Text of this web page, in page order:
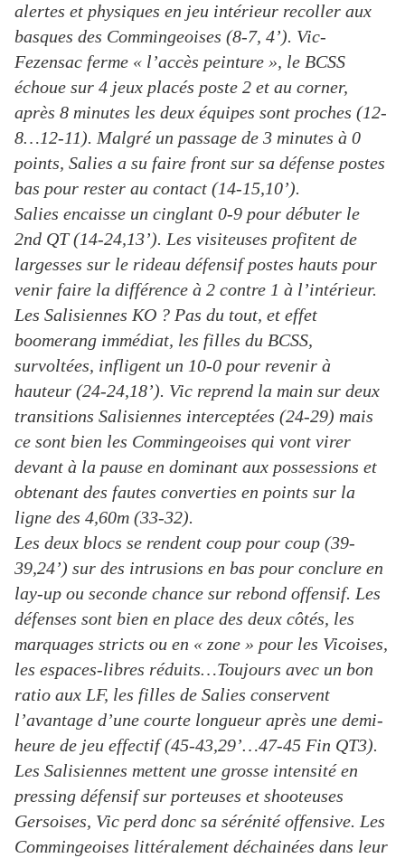
alertes et physiques en jeu intérieur recoller aux
basques des Commingeoises (8-7, 4’). Vic-
Fezensac ferme « l’accès peinture », le BCSS
échoue sur 4 jeux placés poste 2 et au corner,
après 8 minutes les deux équipes sont proches (12-
8…12-11). Malgré un passage de 3 minutes à 0
points, Salies a su faire front sur sa défense postes
bas pour rester au contact (14-15,10’).
Salies encaisse un cinglant 0-9 pour débuter le
2nd QT (14-24,13’). Les visiteuses profitent de
largesses sur le rideau défensif postes hauts pour
venir faire la différence à 2 contre 1 à l’intérieur.
Les Salisiennes KO ? Pas du tout, et effet
boomerang immédiat, les filles du BCSS,
survoltées, infligent un 10-0 pour revenir à
hauteur (24-24,18’). Vic reprend la main sur deux
transitions Salisiennes interceptées (24-29) mais
ce sont bien les Commingeoises qui vont virer
devant à la pause en dominant aux possessions et
obtenant des fautes converties en points sur la
ligne des 4,60m (33-32).
Les deux blocs se rendent coup pour coup (39-
39,24’) sur des intrusions en bas pour conclure en
lay-up ou seconde chance sur rebond offensif. Les
défenses sont bien en place des deux côtés, les
marquages stricts ou en « zone » pour les Vicoises,
les espaces-libres réduits…Toujours avec un bon
ratio aux LF, les filles de Salies conservent
l’avantage d’une courte longueur après une demi-
heure de jeu effectif (45-43,29’…47-45 Fin QT3).
Les Salisiennes mettent une grosse intensité en
pressing défensif sur porteuses et shooteuses
Gersoises, Vic perd donc sa sérénité offensive. Les
Commingeoises littéralement déchainées dans leur